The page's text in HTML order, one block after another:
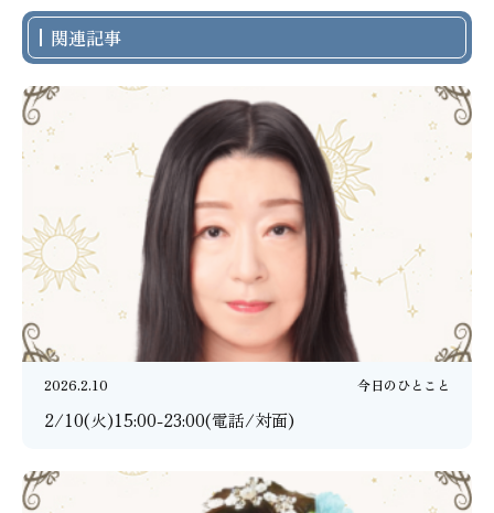
関連記事
2026.2.10 今日のひとこと
2/10(火)15:00-23:00(電話/対面)